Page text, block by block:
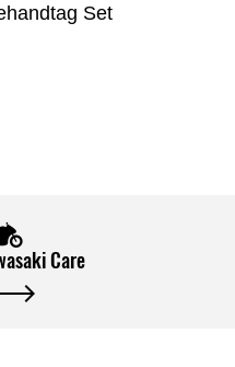
Set
Care